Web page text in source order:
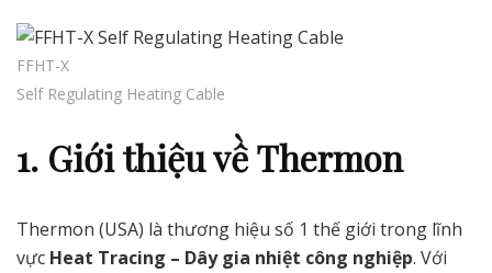
FFHT-X
Self Regulating Heating Cable
1. Giới thiệu về Thermon
Thermon (USA) là thương hiệu số 1 thế giới trong lĩnh
vực Heat Tracing – Dây gia nhiệt công nghiệp. Với